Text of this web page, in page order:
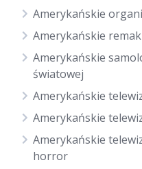
Amerykańskie
Amerykańskie
Amerykańskie
światowej
Amerykańskie
Amerykańskie
Amerykańskie
horror